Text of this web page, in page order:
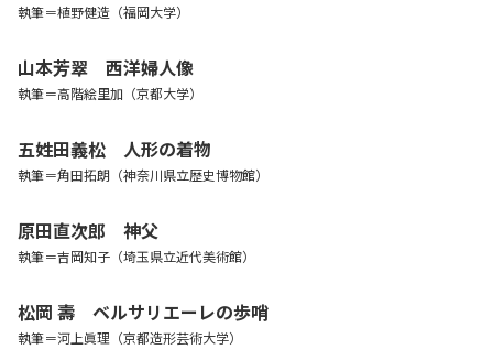
執筆＝植野健造（福岡大学）
山本芳翠 西洋婦人像
執筆＝高階絵里加（京都大学）
五姓田義松 人形の着物
執筆＝角田拓朗（神奈川県立歴史博物館）
原田直次郎 神父
執筆＝吉岡知子（埼玉県立近代美術館）
松岡 壽 ベルサリエーレの歩哨
執筆＝河上眞理（京都造形芸術大学）